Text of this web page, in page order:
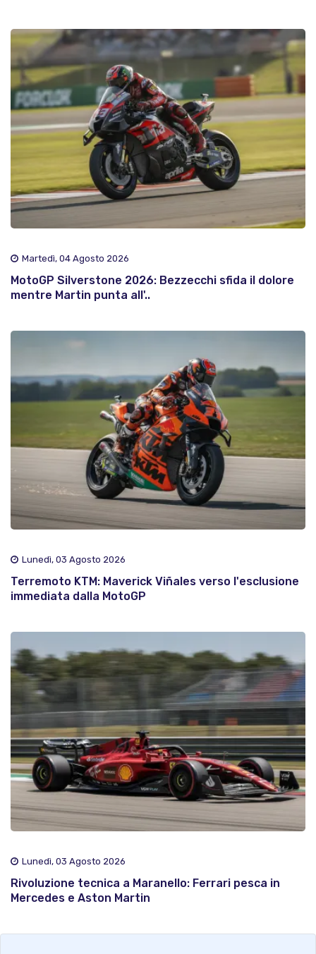
Martedì, 04 Agosto 2026
MotoGP Silverstone 2026: Bezzecchi sfida il dolore
mentre Martin punta all'..
Lunedì, 03 Agosto 2026
Terremoto KTM: Maverick Viñales verso l'esclusione
immediata dalla MotoGP
Lunedì, 03 Agosto 2026
Rivoluzione tecnica a Maranello: Ferrari pesca in
Mercedes e Aston Martin